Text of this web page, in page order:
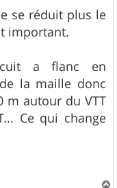
se réduit plus le
important.
a flanc en
la maille donc
m autour du VTT
Ce qui change